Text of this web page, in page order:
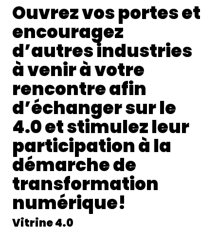
Ouvrez vos portes et
encouragez
d’autres industries
à venir à votre
rencontre afin
d’échanger sur le
4.0 et stimulez leur
participation à la
démarche de
transformation
numérique!
Vitrine 4.0